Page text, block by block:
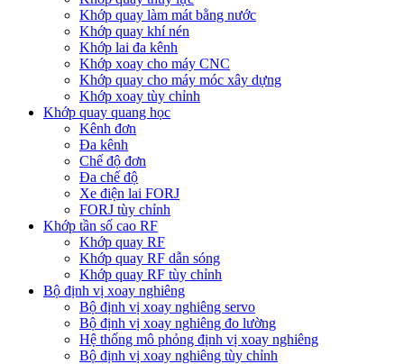
Khớp quay làm mát bằng nước
Khớp quay khí nén
Khớp lai đa kênh
Khớp xoay cho máy CNC
Khớp quay cho máy móc xây dựng
Khớp xoay tùy chỉnh
Khớp quay quang học
Kênh đơn
Đa kênh
Chế độ đơn
Đa chế độ
Xe điện lai FORJ
FORJ tùy chỉnh
Khớp tần số cao RF
Khớp quay RF
Khớp quay RF dẫn sóng
Khớp quay RF tùy chỉnh
Bộ định vị xoay nghiêng
Bộ định vị xoay nghiêng servo
Bộ định vị xoay nghiêng đo lường
Hệ thống mô phỏng định vị xoay nghiêng
Bộ định vị xoay nghiêng tùy chỉnh